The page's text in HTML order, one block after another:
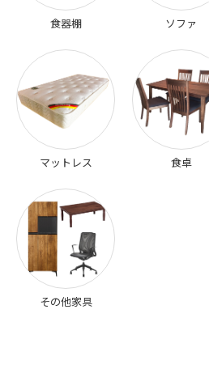
食器棚 ソファ
マットレス 食卓
その他家具